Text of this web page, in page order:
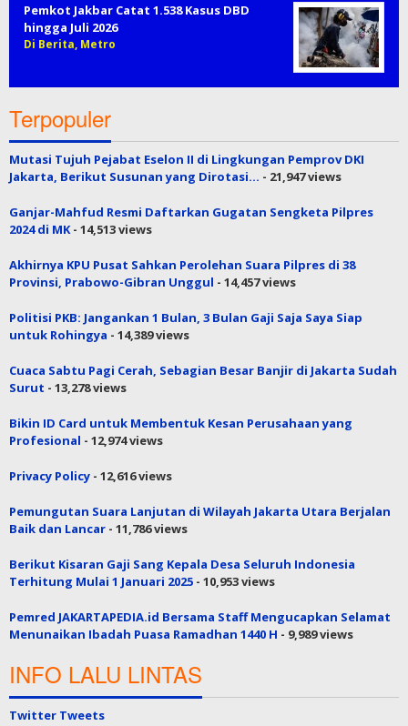
Pemkot Jakbar Catat 1.538 Kasus DBD
hingga Juli 2026
Di Berita, Metro
Terpopuler
Mutasi Tujuh Pejabat Eselon II di Lingkungan Pemprov DKI
Jakarta, Berikut Susunan yang Dirotasi… - 21,947 views
Ganjar-Mahfud Resmi Daftarkan Gugatan Sengketa Pilpres
2024 di MK- 14,513 views
Akhirnya KPU Pusat Sahkan Perolehan Suara Pilpres di 38
Provinsi, Prabowo-Gibran Unggul - 14,457 views
Politisi PKB: Jangankan 1 Bulan, 3 Bulan Gaji Saja Saya Siap
untuk Rohingya - 14,389 views
Cuaca Sabtu Pagi Cerah, Sebagian Besar Banjir di Jakarta Sudah
Surut - 13,278 views
Bikin ID Card untuk Membentuk Kesan Perusahaan yang
Profesional - 12,974 views
Privacy Policy - 12,616 views
Pemungutan Suara Lanjutan di Wilayah Jakarta Utara Berjalan
Baik dan Lancar - 11,786 views
Berikut Kisaran Gaji Sang Kepala Desa Seluruh Indonesia
Terhitung Mulai 1 Januari 2025 - 10,953 views
Pemred JAKARTAPEDIA.id Bersama Staff Mengucapkan Selamat
Menunaikan Ibadah Puasa Ramadhan 1440 H - 9,989 views
INFO LALU LINTAS
Twitter Tweets